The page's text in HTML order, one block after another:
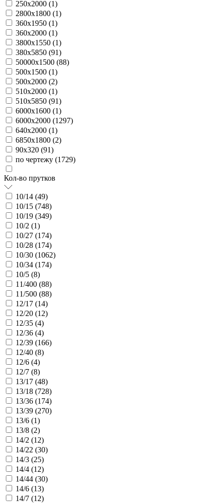
250х2000 (1)
2800х1800 (1)
360х1950 (1)
360х2000 (1)
3800х1550 (1)
380х5850 (91)
50000х1500 (88)
500х1500 (1)
500х2000 (2)
510х2000 (1)
510х5850 (91)
6000х1600 (1)
6000х2000 (1297)
640х2000 (1)
6850х1800 (2)
90х320 (91)
по чертежу (1729)
Кол-во прутков
10/14 (49)
10/15 (748)
10/19 (349)
10/2 (1)
10/27 (174)
10/28 (174)
10/30 (1062)
10/34 (174)
10/5 (8)
11/400 (88)
11/500 (88)
12/17 (14)
12/20 (12)
12/35 (4)
12/36 (4)
12/39 (166)
12/40 (8)
12/6 (4)
12/7 (8)
13/17 (48)
13/18 (728)
13/36 (174)
13/39 (270)
13/6 (1)
13/8 (2)
14/2 (12)
14/22 (30)
14/3 (25)
14/4 (12)
14/44 (30)
14/6 (13)
14/7 (12)